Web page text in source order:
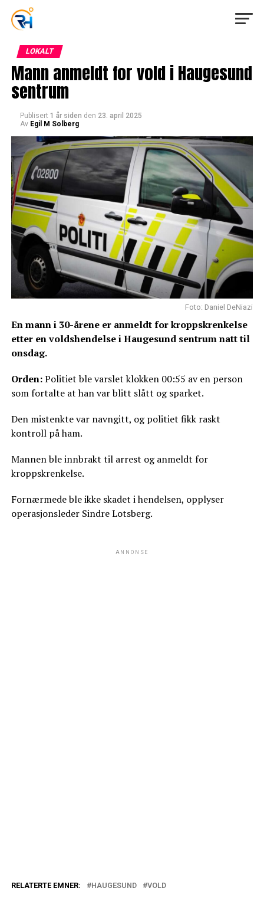
LOKALT
Mann anmeldt for vold i Haugesund
sentrum
Publisert 1 år siden den 23. april 2025
Av Egil M Solberg
Foto: Daniel DeNiazi
En mann i 30-årene er anmeldt for kroppskrenkelse
etter en voldshendelse i Haugesund sentrum natt til
onsdag.
Orden:Politiet ble varslet klokken 00:55 av en person
som fortalte at han var blitt slått og sparket.
Den mistenkte var navngitt, og politiet fikk raskt
kontroll på ham.
Mannen ble innbrakt til arrest og anmeldt for
kroppskrenkelse.
Fornærmede ble ikke skadet i hendelsen, opplyser
operasjonsleder Sindre Lotsberg.
ANNONSE
RELATERTE EMNER: HAUGESUND VOLD